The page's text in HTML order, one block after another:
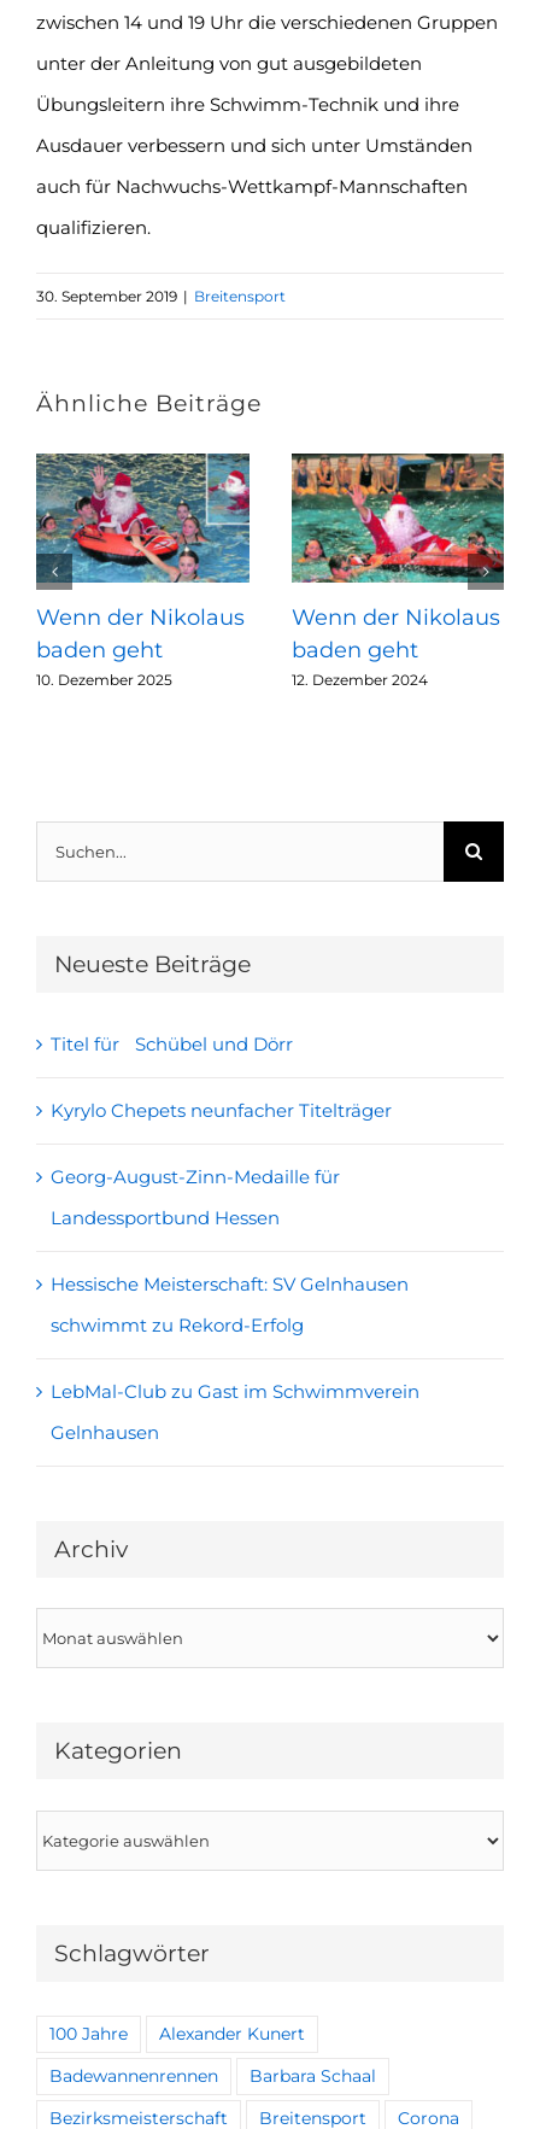
zwischen 14 und 19 Uhr die verschiedenen Gruppen
unter der Anleitung von gut ausgebildeten
Übungsleitern ihre Schwimm-Technik und ihre
Ausdauer verbessern und sich unter Umständen
auch für Nachwuchs-Wettkampf-Mannschaften
qualifizieren.
30. September 2019 | Breitensport
Ähnliche Beiträge
Wenn der Nikolaus
baden geht
10. Dezember 2025
Wenn der Nikolaus
baden geht
12. Dezember 2024
Suche
nach:
Neueste Beiträge
Titel für Schübel und Dörr
Kyrylo Chepets neunfacher Titelträger
Georg-August-Zinn-Medaille für
Landessportbund Hessen
Hessische Meisterschaft: SV Gelnhausen
schwimmt zu Rekord-Erfolg
LebMal-Club zu Gast im Schwimmverein
Gelnhausen
Archiv
Kategorien
Kategorien
Schlagwörter
100 Jahre Alexander Kunert
Badewannenrennen Barbara Schaal
Bezirksmeisterschaft Breitensport Corona